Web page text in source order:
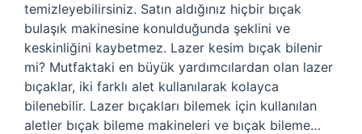
temizleyebilirsiniz. Satın aldığınız hiçbir bıçak
bulaşık makinesine konulduğunda şeklini ve
keskinliğini kaybetmez. Lazer kesim bıçak bilenir
mi? Mutfaktaki en büyük yardımcılardan olan lazer
bıçaklar, iki farklı alet kullanılarak kolayca
bilenebilir. Lazer bıçakları bilemek için kullanılan
aletler bıçak bileme makineleri ve bıçak bileme…